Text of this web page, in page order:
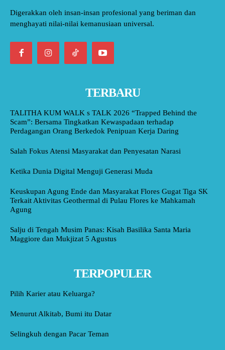
Digerakkan oleh insan-insan profesional yang beriman dan
menghayati nilai-nilai kemanusiaan universal.
TERBARU
TALITHA KUM WALK s TALK 2026 “Trapped Behind the
Scam”: Bersama Tingkatkan Kewaspadaan terhadap
Perdagangan Orang Berkedok Penipuan Kerja Daring
Salah Fokus Atensi Masyarakat dan Penyesatan Narasi
Ketika Dunia Digital Menguji Generasi Muda
Keuskupan Agung Ende dan Masyarakat Flores Gugat Tiga SK
Terkait Aktivitas Geothermal di Pulau Flores ke Mahkamah
Agung
Salju di Tengah Musim Panas: Kisah Basilika Santa Maria
Maggiore dan Mukjizat 5 Agustus
TERPOPULER
Pilih Karier atau Keluarga?
Menurut Alkitab, Bumi itu Datar
Selingkuh dengan Pacar Teman